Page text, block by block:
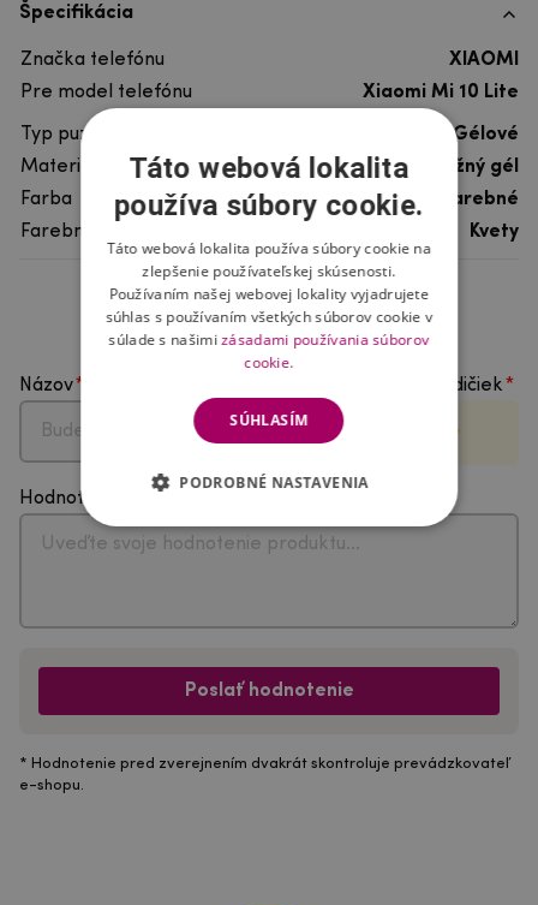
Špecifikácia
Značka telefónu
XIAOMI
Pre model telefónu
Xiaomi Mi 10 Lite
Typ puzdra
Gélové
Materiál
pružný gél
Farba
viacfarebné
Farebný motív
Kvety
Hodnotenie produktu
Názov Vyberte počet hviezdičiek
Hodnotenie
Poslať hodnotenie
* Hodnotenie pred zverejnením dvakrát skontroluje prevádzkovateľ
e-shopu.
Táto webová lokalita
používa súbory cookie.
Táto webová lokalita používa súbory cookie na
zlepšenie používateľskej skúsenosti.
Používaním našej webovej lokality vyjadrujete
súhlas s používaním všetkých súborov cookie v
súlade s našimizásadami používania súborov
cookie.
SÚHLASÍM
PODROBNÉ NASTAVENIA